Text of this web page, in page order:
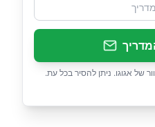
של אגוגו. ניתן להסיר בכל עת.